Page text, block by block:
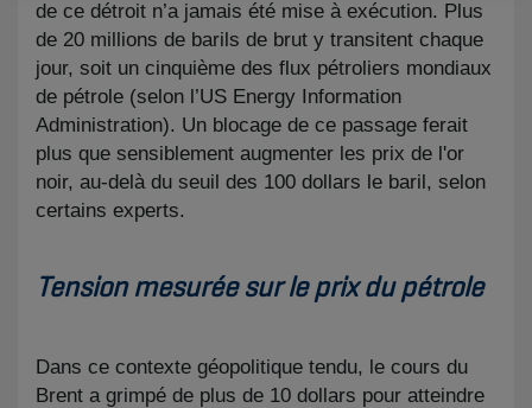
de ce détroit n’a jamais été mise à exécution. Plus
de 20 millions de barils de brut y transitent chaque
jour, soit un cinquième des flux pétroliers mondiaux
de pétrole (selon l’US Energy Information
Administration). Un blocage de ce passage ferait
plus que sensiblement augmenter les prix de l'or
noir, au-delà du seuil des 100 dollars le baril, selon
certains experts.
Tension mesurée sur le prix du pétrole
Dans ce contexte géopolitique tendu, le cours du
Brent a grimpé de plus de 10 dollars pour atteindre